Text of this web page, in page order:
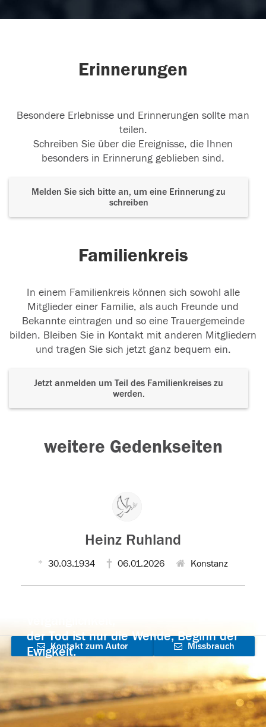
Erinnerungen
Besondere Erlebnisse und Erinnerungen sollte man
teilen.
Schreiben Sie über die Ereignisse, die Ihnen
besonders in Erinnerung geblieben sind.
Melden Sie sich bitte an, um eine Erinnerung zu
schreiben
Familienkreis
In einem Familienkreis können sich sowohl alle
Mitglieder einer Familie, als auch Freunde und
Bekannte eintragen und so eine Trauergemeinde
bilden. Bleiben Sie in Kontakt mit anderen Mitgliedern
und tragen Sie sich jetzt ganz bequem ein.
Jetzt anmelden um Teil des Familienkreises zu
werden.
weitere Gedenkseiten
Heinz Ruhland
30.03.1934 06.01.2026 Konstanz
der Tod ist nur die Wende, Beginn der
Ewigkeit.
Kontakt zum Autor
aufnehmen
Missbrauch